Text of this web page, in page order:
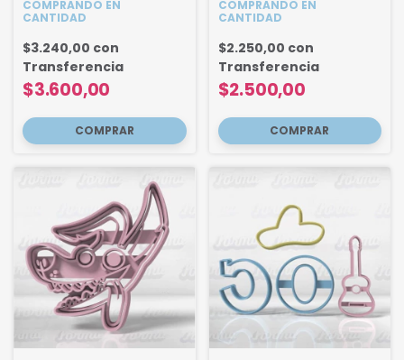
COMPRANDO EN
CANTIDAD
$3.600,00
$3.240,00 con
Transferencia
COMPRANDO EN
CANTIDAD
$2.500,00
$2.250,00 con
Transferencia